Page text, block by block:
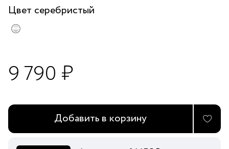
Цвет серебристый
9 790 ₽
Добавить в корзину